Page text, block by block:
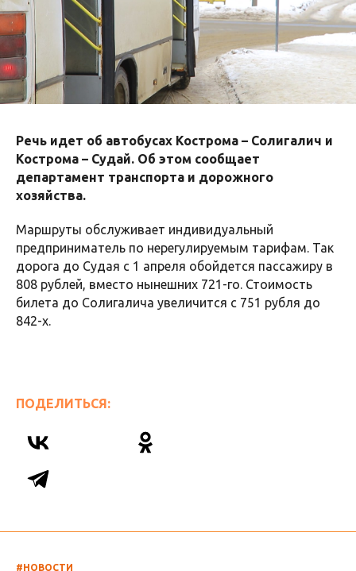
Речь идет об автобусах Кострома – Солигалич и
Кострома – Судай. Об этом сообщает
департамент транспорта и дорожного
хозяйства.
Маршруты обслуживает индивидуальный
предприниматель по нерегулируемым тарифам. Так
дорога до Судая с 1 апреля обойдется пассажиру в
808 рублей, вместо нынешних 721-го. Стоимость
билета до Солигалича увеличится с 751 рубля до
842-х.
ПОДЕЛИТЬСЯ:
#НОВОСТИ